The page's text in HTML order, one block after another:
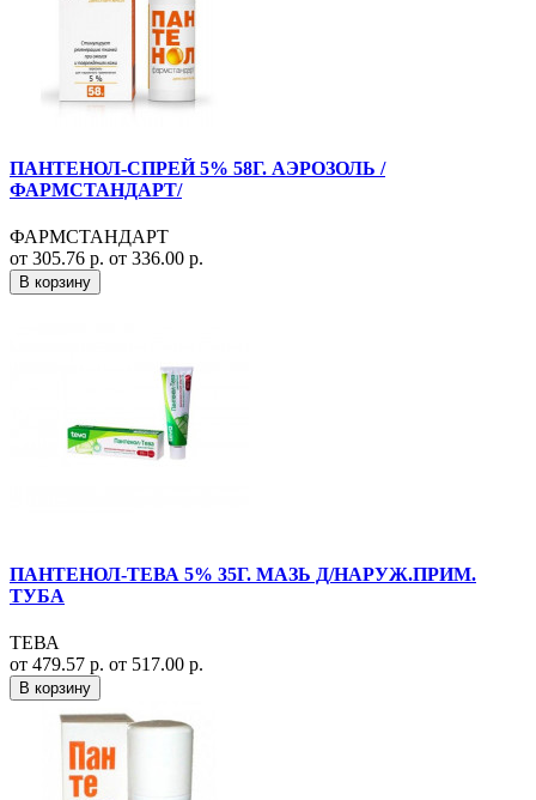
ПАНТЕНОЛ-СПРЕЙ 5% 58Г. АЭРОЗОЛЬ /
ФАРМСТАНДАРТ/
ФАРМСТАНДАРТ
от 305.76 р. от 336.00 р.
В корзину
ПАНТЕНОЛ-ТЕВА 5% 35Г. МАЗЬ Д/НАРУЖ.ПРИМ.
ТУБА
ТЕВА
от 479.57 р. от 517.00 р.
В корзину